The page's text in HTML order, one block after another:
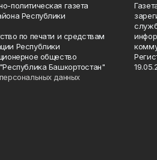
политическая газета
Республики
по печати и средствам
Республики
общество
Башкортостан"
данных